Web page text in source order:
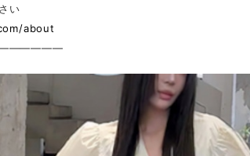
い
about